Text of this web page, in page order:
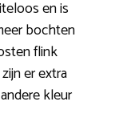
en is
bochten
flink
er extra
kleur